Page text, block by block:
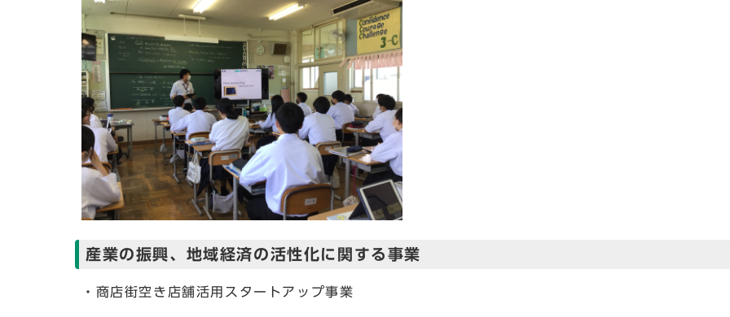
産業の振興、地域経済の活性化に関する事業
・商店街空き店舗活用スタートアップ事業